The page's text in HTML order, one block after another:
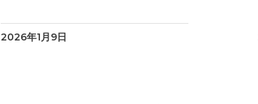
2026年1月9日